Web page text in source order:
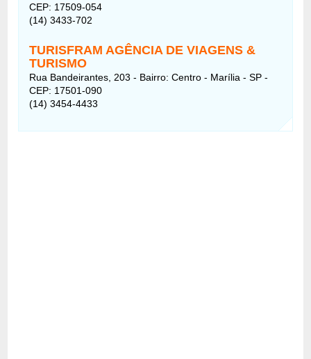
CEP: 17509-054
(14) 3433-702
TURISFRAM AGÊNCIA DE VIAGENS &
TURISMO
Rua Bandeirantes, 203 - Bairro: Centro - Marília - SP -
CEP: 17501-090
(14) 3454-4433